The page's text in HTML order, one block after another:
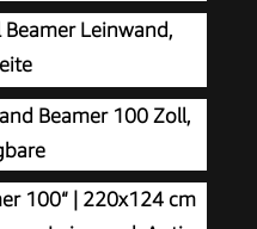
227x127cm
für
Beamer Leinwand,
Beamer 100 Zoll,
100“ | 220x124 cm